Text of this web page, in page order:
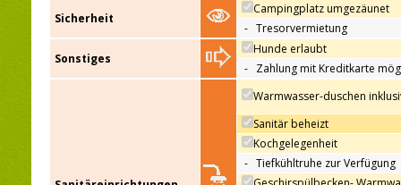
Sicherheit
Campingplatz umgezäunet
- Tresorvermietung
Sonstiges
Hunde erlaubt
- Zahlung mit Kreditkarte
Warmwasser-duschen
Sanitär beheizt
Kochgelegenheit
- Tiefkühltruhe zur Verfügung